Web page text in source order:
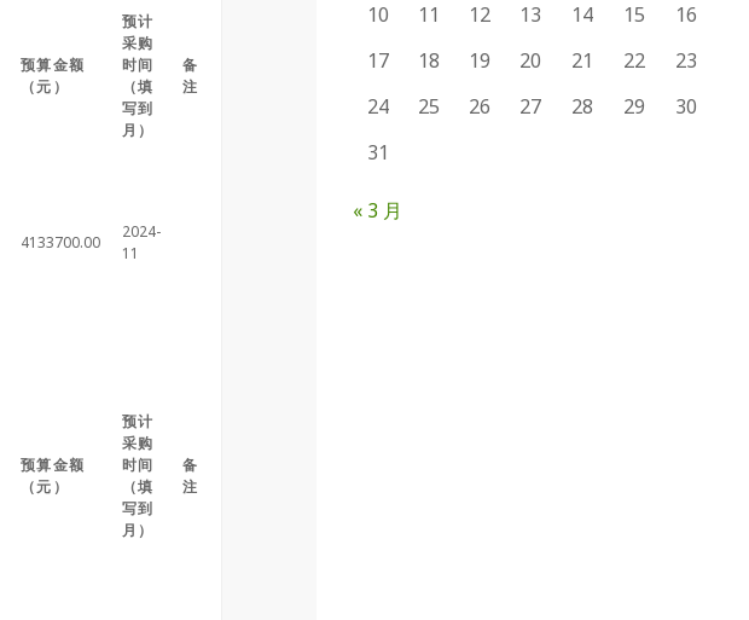
预算金额
（元）
预计
采购
时间
（填
写到
月）
备
注
4133700.00
2024-
11
预算金额
（元）
预计
采购
时间
（填
写到
月）
备
注
10
11 12 13 14 15
16
17
18 19 20 21 22
23
24
25 26 27 28 29
30
31
« 3 月